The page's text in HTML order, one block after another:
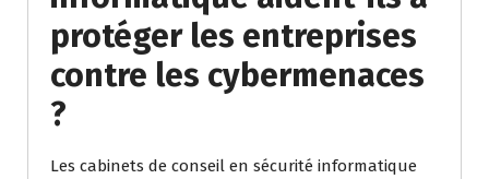
protéger les entreprises
contre les cybermenaces
?
Les cabinets de conseil en sécurité informatique